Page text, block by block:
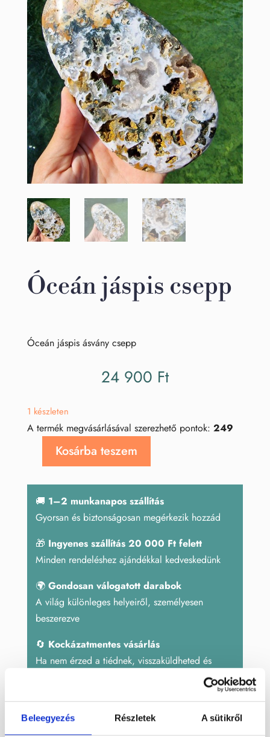
Beleegyezés Részletek A sütikről
Óceán jáspis csepp
Óceán jáspis ásvány csepp
24 900 Ft
1 készleten
A termék megvásárlásával szerezhető pontok: 249
mennyiség
Kosárba teszem
🚚 1–2 munkanapos szállítás
Gyorsan és biztonságosan megérkezik hozzád
🎁 Ingyenes szállítás 20 000 Ft felett
Minden rendeléshez ajándékkal kedveskedünk
🌍 Gondosan válogatott darabok
A világ különleges helyeiről, személyesen
beszerezve
🔄 Kockázatmentes vásárlás
Ha nem érzed a tiédnek, visszaküldheted és
Cikkszám:OJLCS201 Kategóriák:Dekoráció Dísztárgyak,